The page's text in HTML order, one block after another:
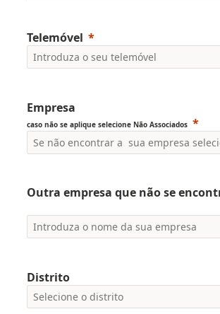
Telemóvel
Empresa
caso não se aplique selecione Não Associados
Outra empresa que não se
Distrito